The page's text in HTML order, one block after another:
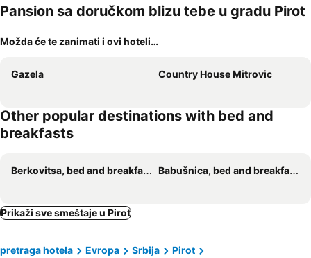
Pansion sa doručkom blizu tebe u gradu Pirot
Možda će te zanimati i ovi hoteli…
Gazela Country House Mitrovic
Other popular destinations with bed and
breakfasts
Berkovitsa, bed and breakfasts Babušnica, bed and breakfasts
Prikaži sve smeštaje u Pirot
pretraga hotela Evropa Srbija
Pirot